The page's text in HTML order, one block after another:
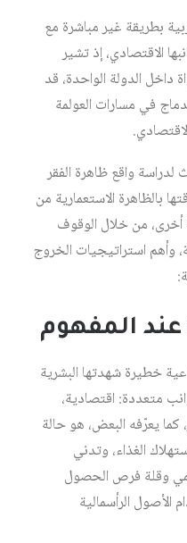
بطريقة غير مباشرة مع
الاقتصادي، إذ تشير
داخل الدولة الواحدة، قد
في مسارات العولمة
واقع ظاهرة الفقر
بالظاهرة الاستعمارية من
أخرى، من خلال الوقوف
وأهم استراتيجيات الخروج
عند المفهوم
خطيرة شهدتها البشرية
متعددة: اقتصادية،
كما يعرّفه البعض، هو حالة
الغذاء، وتدني
وقلة فرص الحصول
الأصول الرأسمالية